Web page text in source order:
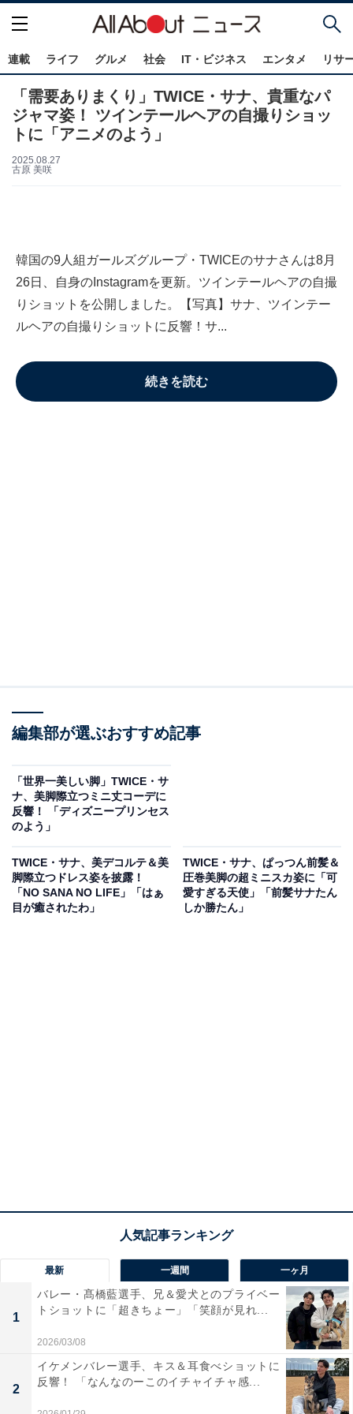
連載 ライフ グルメ 社会 IT・ビジネス エンタメ リサ
「需要ありまくり」TWICE・サナ、貴重なパ
ジャマ姿！ ツインテールヘアの自撮りショッ
トに「アニメのよう」
2025.08.27
古原 美咲
韓国の9人組ガールズグループ・TWICEのサナさんは8月
26日、自身のInstagramを更新。ツインテールヘアの自撮
りショットを公開しました。【写真】サナ、ツインテー
ルヘアの自撮りショットに反響！サ...
続きを読む
編集部が選ぶおすすめ記事
「世界一美しい脚」TWICE・サ
ナ、美脚際立つミニ丈コーデに
反響！ 「ディズニープリンセス
のよう」
TWICE・サナ、美デコルテ＆美
脚際立つドレス姿を披露！
「NO SANA NO LIFE」「はぁ
目が癒されたわ」
TWICE・サナ、ぱっつん前髪＆
圧巻美脚の超ミニスカ姿に「可
愛すぎる天使」「前髪サナたん
しか勝たん」
最新 一週間 一ヶ月
1
バレー・髙橋藍選手、兄＆愛犬とのプライベー
トショットに「超きちょー」「笑顔が見れ...
2026/03/08
2
イケメンバレー選手、キス＆耳食べショットに
反響！ 「なんなのーこのイチャイチャ感...